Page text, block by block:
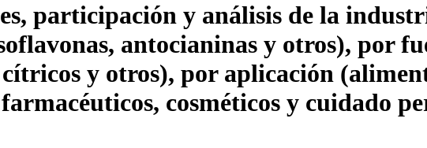
participación y análisis de la
antocianinas y otros), por
y otros), por aplicación
cosméticos y cuidado